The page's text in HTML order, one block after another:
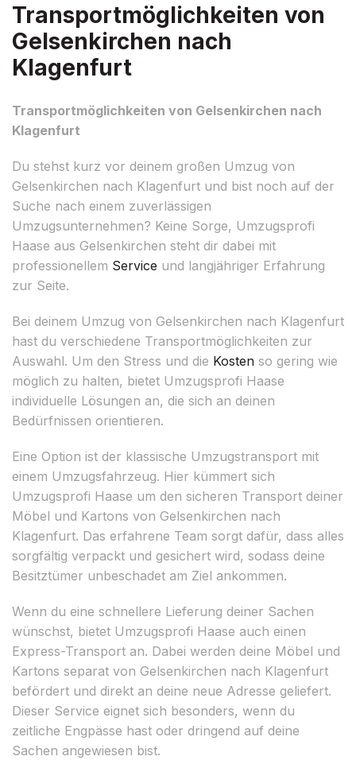
Transportmöglichkeiten von
Gelsenkirchen nach
Klagenfurt
Transportmöglichkeiten von Gelsenkirchen nach
Klagenfurt
Du stehst kurz vor deinem großen Umzug von
Gelsenkirchen nach Klagenfurt und bist noch auf der
Suche nach einem zuverlässigen
Umzugsunternehmen? Keine Sorge, Umzugsprofi
Haase aus Gelsenkirchen steht dir dabei mit
professionellem Service und langjähriger Erfahrung
zur Seite.
Bei deinem Umzug von Gelsenkirchen nach Klagenfurt
hast du verschiedene Transportmöglichkeiten zur
Auswahl. Um den Stress und die Kosten so gering wie
möglich zu halten, bietet Umzugsprofi Haase
individuelle Lösungen an, die sich an deinen
Bedürfnissen orientieren.
Eine Option ist der klassische Umzugstransport mit
einem Umzugsfahrzeug. Hier kümmert sich
Umzugsprofi Haase um den sicheren Transport deiner
Möbel und Kartons von Gelsenkirchen nach
Klagenfurt. Das erfahrene Team sorgt dafür, dass alles
sorgfältig verpackt und gesichert wird, sodass deine
Besitztümer unbeschadet am Ziel ankommen.
Wenn du eine schnellere Lieferung deiner Sachen
wünschst, bietet Umzugsprofi Haase auch einen
Express-Transport an. Dabei werden deine Möbel und
Kartons separat von Gelsenkirchen nach Klagenfurt
befördert und direkt an deine neue Adresse geliefert.
Dieser Service eignet sich besonders, wenn du
zeitliche Engpässe hast oder dringend auf deine
Sachen angewiesen bist.